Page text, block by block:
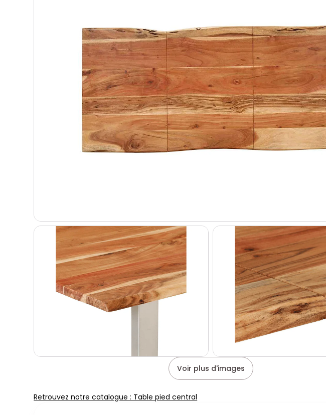
Voir plus d'images
Retrouvez notre catalogue : Table pied central